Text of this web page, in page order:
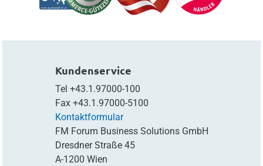
Kundenservice
Tel +43.1.97000-100
Fax +43.1.97000-5100
Kontaktformular
FM Forum Business Solutions GmbH
Dresdner Straße 45
A-1200 Wien